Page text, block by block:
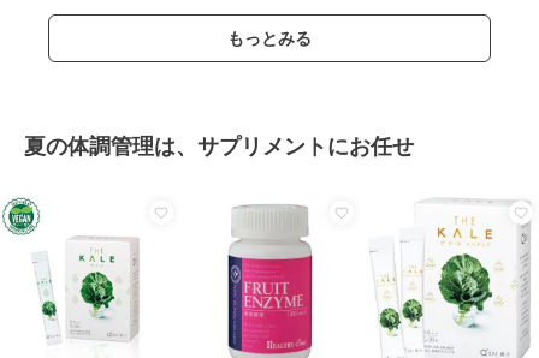
もっとみる
夏の体調管理は、サプリメントにお任せ